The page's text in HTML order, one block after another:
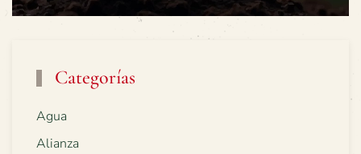
Categorías
Agua
Alianza